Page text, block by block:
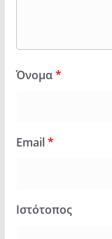
Όνομα*
Email*
Ιστότοπος